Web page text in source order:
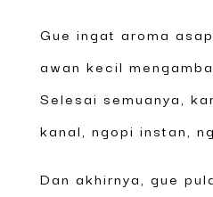
Gue ingat aroma
awan kecil
Selesai semuanya,
kanal, ngopi instan,
Dan akhirnya, gue